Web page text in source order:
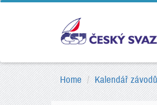
Home Kalendář závodů